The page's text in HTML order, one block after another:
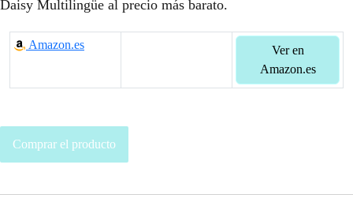
Daisy Multilingüe al precio más barato.
Amazon.es
Ver en
Amazon.es
Comprar el producto